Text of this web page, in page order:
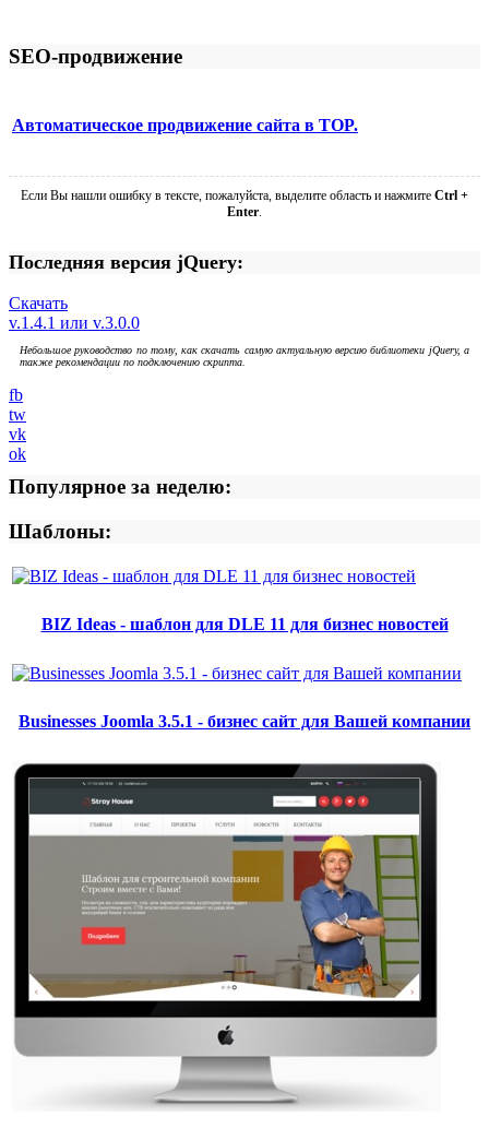
SEO-продвижение
Автоматическое продвижение сайта в TOP.
Если Вы нашли ошибку в тексте, пожалуйста, выделите область и нажмите Ctrl +
Enter.
Последняя версия jQuery:
Скачать
v.1.4.1 или v.3.0.0
Небольшое руководство по тому, как скачать самую актуальную версию библиотеки jQuery, а
также рекомендации по подключению скрипта.
fb
tw
vk
ok
Популярное за неделю:
Шаблоны:
BIZ Ideas - шаблон для DLE 11 для бизнес новостей
Businesses Joomla 3.5.1 - бизнес сайт для Вашей компании